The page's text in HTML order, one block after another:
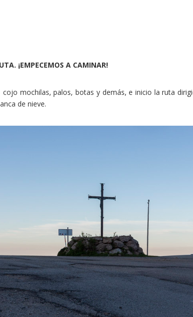
¡EMPECEMOS A CAMINAR!
cojo mochilas, palos, botas y demás, e inicio la ruta
de nieve.